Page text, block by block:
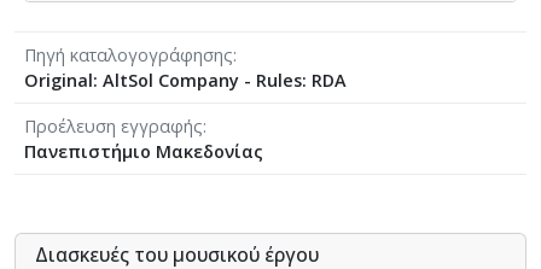
αρχικούς τους ηχοχρωματικούς ρόλους.
Πηγή καταλογογράφησης
Original: AltSol Company - Rules: RDA
Προέλευση εγγραφής
Πανεπιστήμιο Μακεδονίας
Διασκευές του μουσικού έργου